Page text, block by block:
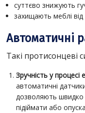
суттєво знижують
захищають меблі від
Автоматичні
Такі протисонцеві
Зручність у процесі
автоматичні
дозволяють швидко
підіймати або